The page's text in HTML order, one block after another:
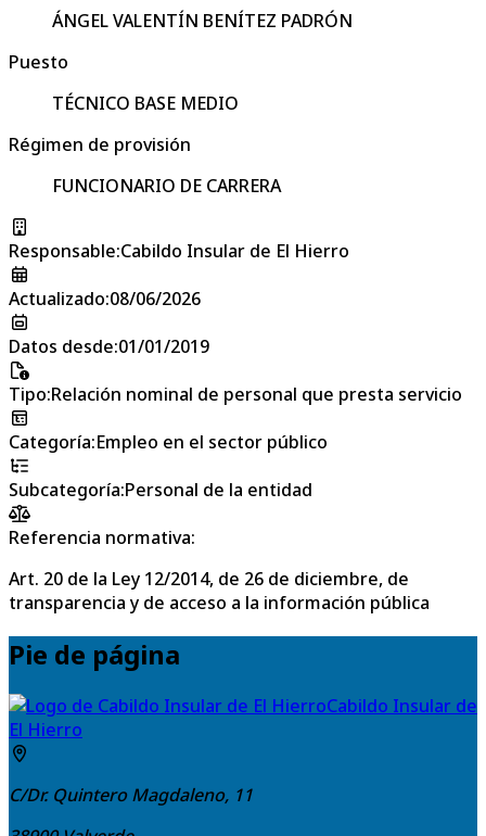
ÁNGEL VALENTÍN BENÍTEZ PADRÓN
Puesto
TÉCNICO BASE MEDIO
Régimen de provisión
FUNCIONARIO DE CARRERA
Responsable:Cabildo Insular de El Hierro
Actualizado:08/06/2026
Datos desde:01/01/2019
Tipo:Relación nominal de personal que presta servicio
Categoría:Empleo en el sector público
Subcategoría:Personal de la entidad
Referencia normativa:
Art. 20 de la Ley 12/2014, de 26 de diciembre, de
transparencia y de acceso a la información pública
Pie de página
Cabildo Insular de
El Hierro
C/Dr. Quintero Magdaleno, 11